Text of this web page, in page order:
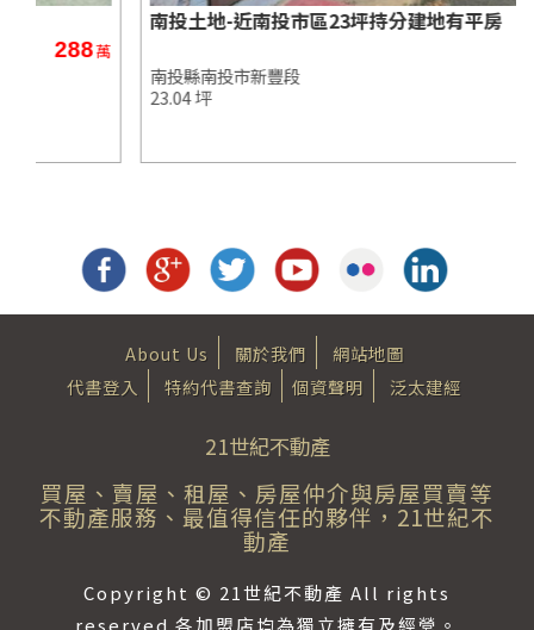
南投土地-近南投市區23坪持分建地有平房
南投縣南投市新豐段
About Us 關於我們
網站地圖
代書登入
特約代書查詢 個資聲明 泛太建經
21世紀不動產
買屋、賣屋、租屋、房屋仲介與房屋買賣等
不動產服務、最值得信任的夥伴，21世紀不
動產
Copyright © 21世紀不動產 All rights
reserved 各加盟店均為獨立擁有及經營。